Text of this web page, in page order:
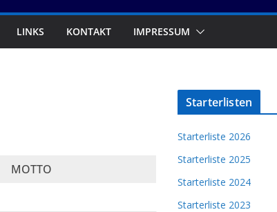
LINKS KONTAKT IMPRESSUM
MOTTO
Starterlisten
Starterliste 2026
Starterliste 2025
Starterliste 2024
Starterliste 2023